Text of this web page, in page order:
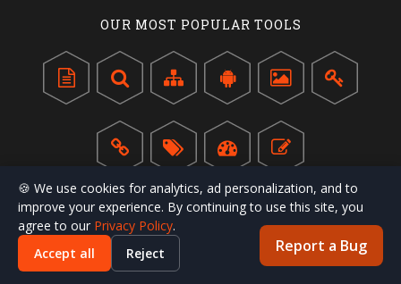
Report a Bug
OUR MOST POPULAR TOOLS
QUICK LINKS
Início
Changelog
Privacy Policy
Terms of Service
Escreva para Nós
Fale Conosco
🍪 We use cookies for analytics, ad personalization, and to
improve your experience. By continuing to use this site, you
agree to our Privacy Policy.
Accept all
Reject